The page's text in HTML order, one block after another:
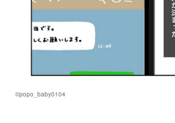
©popo_baby0104